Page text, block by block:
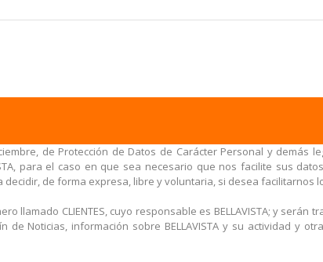
de Protección de Datos de Carácter Personal y demás
para el caso en que sea necesario que nos facilite sus
de forma expresa, libre y voluntaria, si desea facilitarnos
llamado CLIENTES, cuyo responsable es BELLAVISTA; y
Noticias, información sobre BELLAVISTA y su actividad y